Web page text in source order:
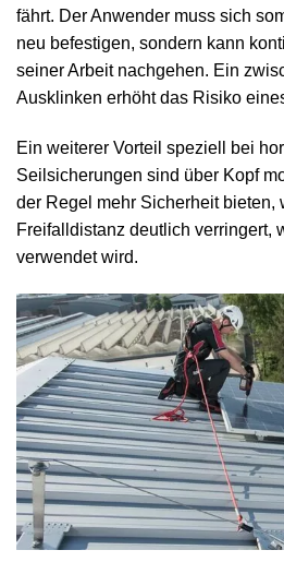
fährt. Der Anwender muss sich
neu befestigen, sondern kann
seiner Arbeit nachgehen. Ein
Ausklinken erhöht das Risiko
Ein weiterer Vorteil speziell bei
Seilsicherungen sind über Kopf
der Regel mehr Sicherheit bieten,
Freifalldistanz deutlich verringert,
verwendet wird.